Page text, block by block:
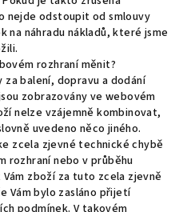
nejde odstoupit od smlouvy
na náhradu nákladů, které jsme
rozhraní měnit?
balení, dopravu a dodání
zobrazovány ve webovém
nelze vzájemně kombinovat,
uvedeno něco jiného.
zcela zjevné technické chybě
rozhraní nebo v průběhu
zboží za tuto zcela zjevně
Vám bylo zasláno přijetí
podmínek. V takovém